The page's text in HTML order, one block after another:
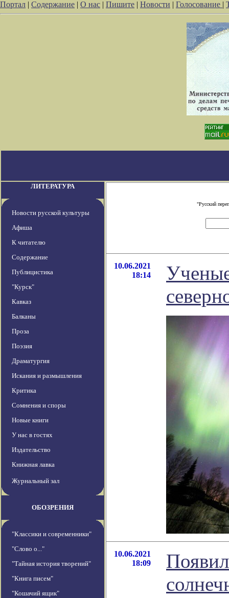
Портал | Содержание | О нас | Пишите | Новости | Голосование |
ЛИТЕРАТУРА
Новости русской культуры
Афиша
К читателю
Содержание
Публицистика
"Курск"
Кавказ
Балканы
Проза
Поэзия
Драматургия
Искания и размышления
Критика
Сомнения и споры
Новые книги
У нас в гостях
Издательство
Книжная лавка
Журнальный зал
ОБОЗРЕНИЯ
"Классики и современники"
"Слово о..."
"Тайная история творений"
"Книга писем"
"Кошачий ящик"
"Русский
10.06.2021
18:14
10.06.2021
18:09